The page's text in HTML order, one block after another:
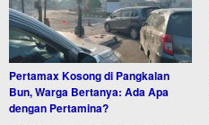
Pertamax Kosong di Pangkalan
Bun, Warga Bertanya: Ada Apa
dengan Pertamina?